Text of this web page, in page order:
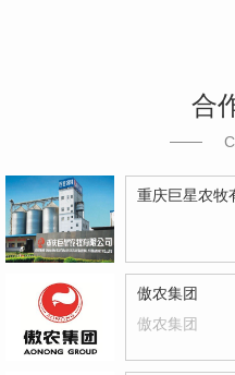
合
重庆巨星农牧
傲农集团
傲农集团